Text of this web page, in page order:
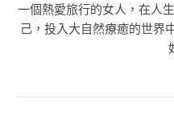
一個熱愛旅行的女人，在人
己，投入大自然療癒的世界